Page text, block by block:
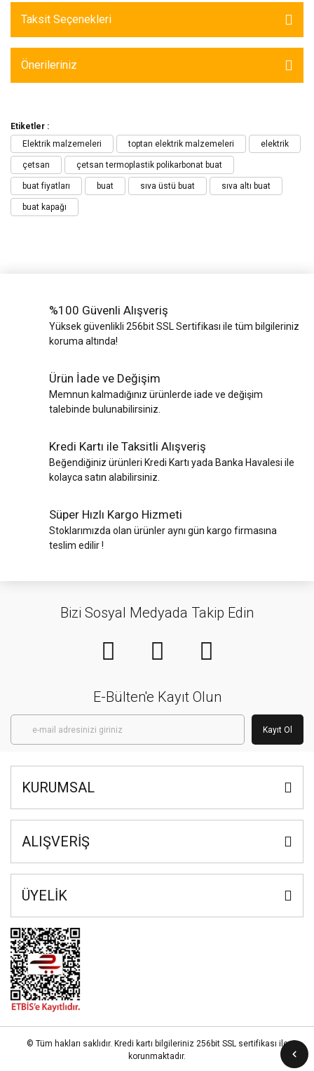
Taksit Seçenekleri
Önerileriniz
Etiketler :
Elektrik malzemeleri
toptan elektrik malzemeleri elektrik
çetsan çetsan termoplastik polikarbonat buat
buat fiyatları buat sıva üstü buat sıva altı buat
buat kapağı
%100 Güvenli Alışveriş
Yüksek güvenlikli 256bit SSL Sertifikası ile tüm bilgileriniz
koruma altında!
Ürün İade ve Değişim
Memnun kalmadığınız ürünlerde iade ve değişim
talebinde bulunabilirsiniz.
Kredi Kartı ile Taksitli Alışveriş
Beğendiğiniz ürünleri Kredi Kartı yada Banka Havalesi ile
kolayca satın alabilirsiniz.
Süper Hızlı Kargo Hizmeti
Stoklarımızda olan ürünler aynı gün kargo firmasına
teslim edilir !
Bizi Sosyal Medyada Takip Edin
E-Bülten'e Kayıt Olun
Kayıt Ol
KURUMSAL
ALIŞVERİŞ
ÜYELİK
© Tüm hakları saklıdır. Kredi kartı bilgileriniz 256bit SSL sertifikası ile
korunmaktadır.